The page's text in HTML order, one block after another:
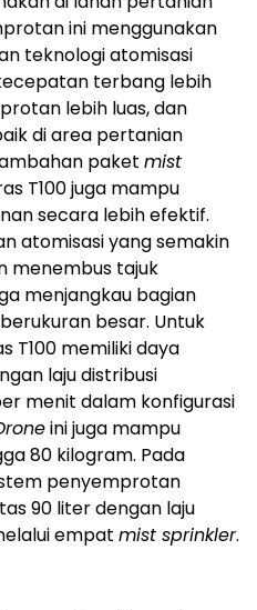
ini menggunakan
teknologi atomisasi
terbang lebih
lebih luas, dan
di area pertanian
paket mist
T100 juga mampu
secara lebih efektif.
atomisasi yang semakin
menembus tajuk
menjangkau bagian
besar. Untuk
T100 memiliki daya
laju distribusi
menit dalam konfigurasi
ini juga mampu
80 kilogram. Pada
penyemprotan
90 liter dengan laju
empat mist sprinkler.